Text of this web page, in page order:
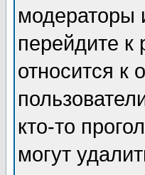
модераторы
перейдите к
относится к
кто-то
могут